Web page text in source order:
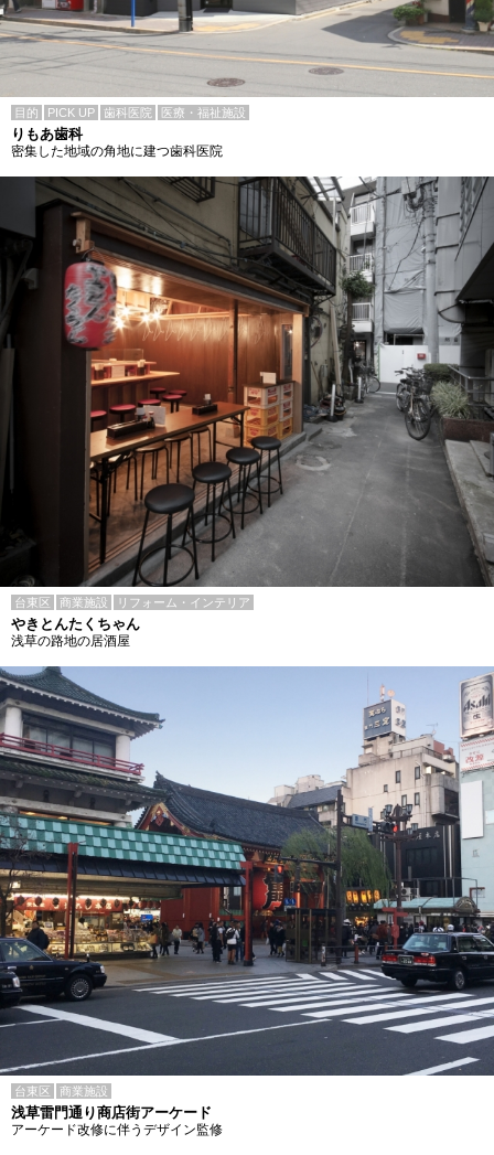
目的 PICK UP 歯科医院 医療・福祉施設
りもあ歯科
密集した地域の角地に建つ歯科医院
台東区 商業施設 リフォーム・インテリア
やきとんたくちゃん
浅草の路地の居酒屋
台東区 商業施設
浅草雷門通り商店街アーケード
アーケード改修に伴うデザイン監修